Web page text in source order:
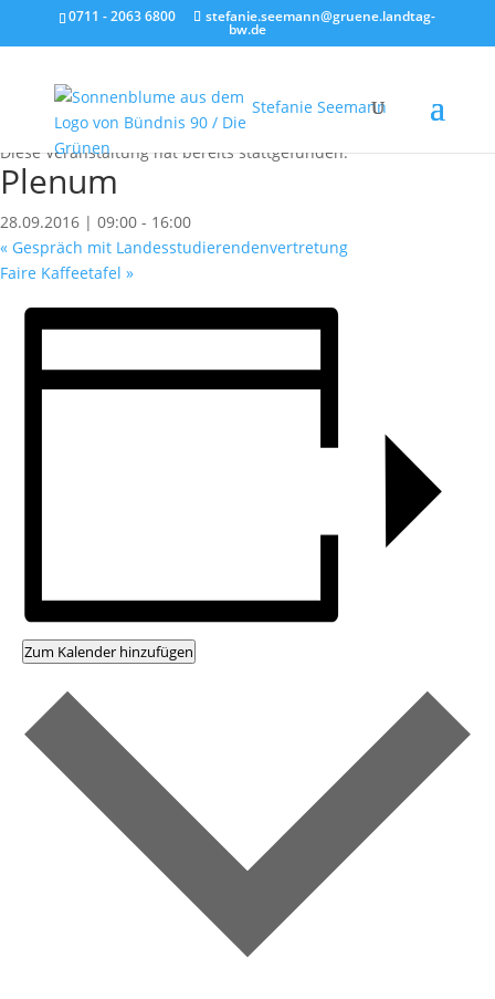
0711 - 2063 6800 stefanie.seemann@gruene.landtag-
bw.de
Stefanie Seemann
« Alle Veranstaltungen
Diese Veranstaltung hat bereits stattgefunden.
Plenum
28.09.2016 | 09:00 - 16:00
« Gespräch mit Landesstudierendenvertretung
Faire Kaffeetafel »
Zum Kalender hinzufügen